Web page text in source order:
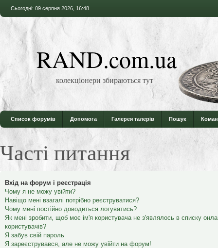
Сьогодні: 09 серпня 2026, 16:48
RAND.com.ua
колекціонери збираються тут
Список форумів Допомога Галерея талерів Пошук
Часті питання
Вхід на форум і реєстрація
Чому я не можу увійти?
Навіщо мені взагалі потрібно реєструватися?
Чому мені постійно доводиться логуватись?
Як мені зробити, щоб моє ім'я користувача не з'являлось в списку
користувачів?
Я забув свій пароль
Я зареєструвався, але не можу увійти на форум!